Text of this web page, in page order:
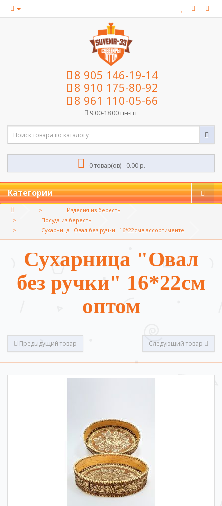
8 905 146-19-14
8 910 175-80-92
8 961 110-05-66
9:00-18:00 пн-пт
0 товар(ов) - 0.00 р.
Категории
Изделия из бересты
Посуда из бересты
Сухарница "Овал без ручки" 16*22смв ассортименте
Сухарница "Овал
без ручки" 16*22см
оптом
Предыдущий товар Следующий товар